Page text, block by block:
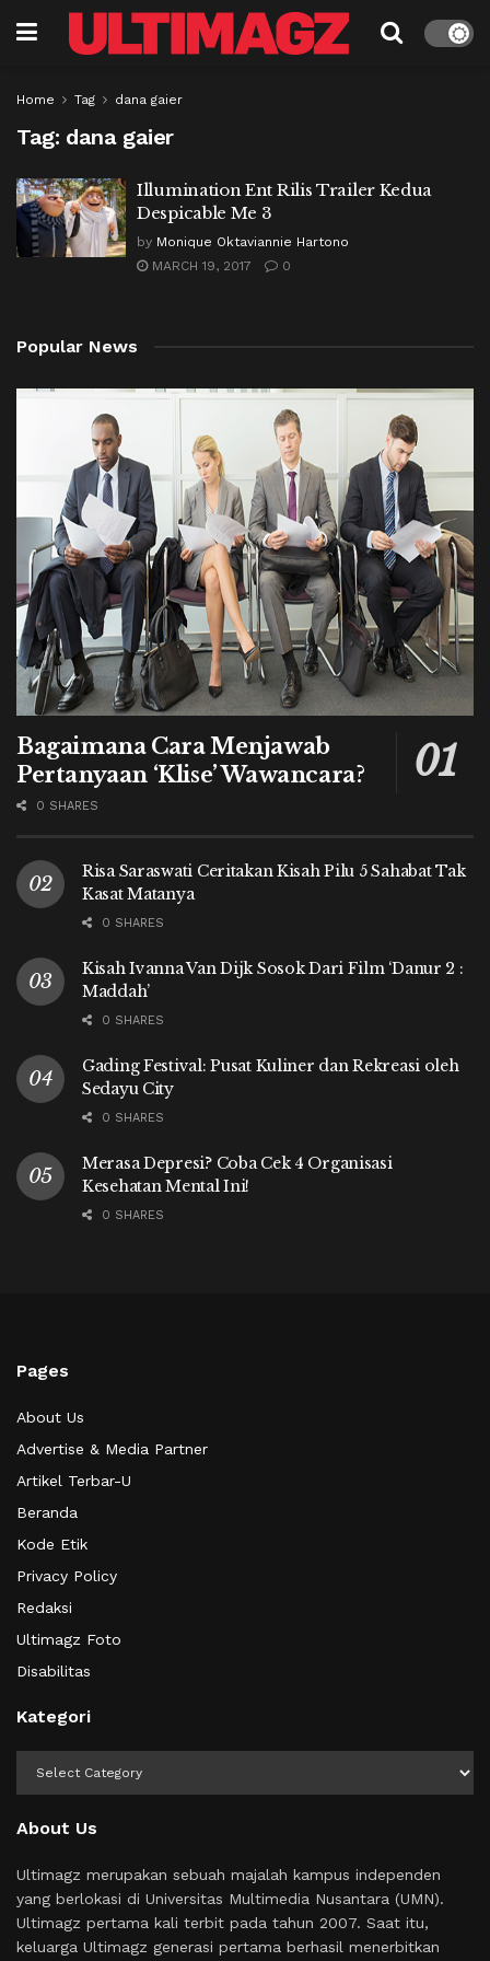
Home Tag dana gaier
Tag: dana gaier
Illumination Ent Rilis Trailer Kedua
Despicable Me 3
by Monique Oktaviannie Hartono
MARCH 19, 2017
0
Popular News
Bagaimana Cara Menjawab
Pertanyaan ‘Klise’ Wawancara?
0 SHARES
Risa Saraswati Ceritakan Kisah Pilu 5 Sahabat Tak
Kasat Matanya
0 SHARES
Kisah Ivanna Van Dijk Sosok Dari Film ‘Danur 2 :
Maddah’
0 SHARES
Gading Festival: Pusat Kuliner dan Rekreasi oleh
Sedayu City
0 SHARES
Merasa Depresi? Coba Cek 4 Organisasi
Kesehatan Mental Ini!
0 SHARES
Pages
About Us
Advertise & Media Partner
Artikel Terbar-U
Beranda
Kode Etik
Privacy Policy
Redaksi
Ultimagz Foto
Disabilitas
Kategori
About Us
Ultimagz merupakan sebuah majalah kampus independen
yang berlokasi di Universitas Multimedia Nusantara (UMN).
Ultimagz pertama kali terbit pada tahun 2007. Saat itu,
keluarga Ultimagz generasi pertama berhasil menerbitkan